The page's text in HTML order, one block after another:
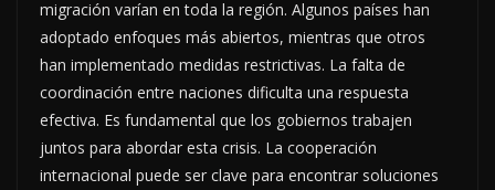
migración varían en toda la región. Algunos países han
adoptado enfoques más abiertos, mientras que otros
han implementado medidas restrictivas. La falta de
coordinación entre naciones dificulta una respuesta
efectiva. Es fundamental que los gobiernos trabajen
juntos para abordar esta crisis. La cooperación
internacional puede ser clave para encontrar soluciones